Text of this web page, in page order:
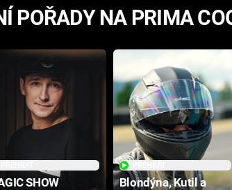
POŘADY NA PRIMA
SHOW
Blondýna, Kutil a